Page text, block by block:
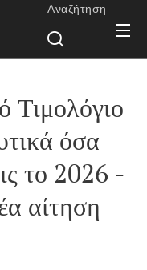
Αναζήτηση
Τιμολόγιο
όσα
το 2026 -
αίτηση